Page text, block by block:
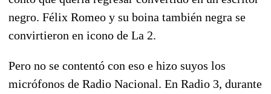
negro. Félix Romeo y su boina también negra se
convirtieron en icono de La 2.
Pero no se contentó con eso e hizo suyos los
micrófonos de Radio Nacional. En Radio 3, durante